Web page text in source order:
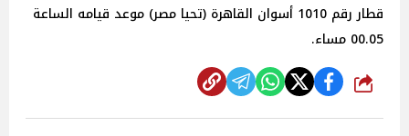
قطار رقم 1010 أسوان القاهرة (تحيا مصر) موعد قيامه الساعة
00.05 مساء.
شارك